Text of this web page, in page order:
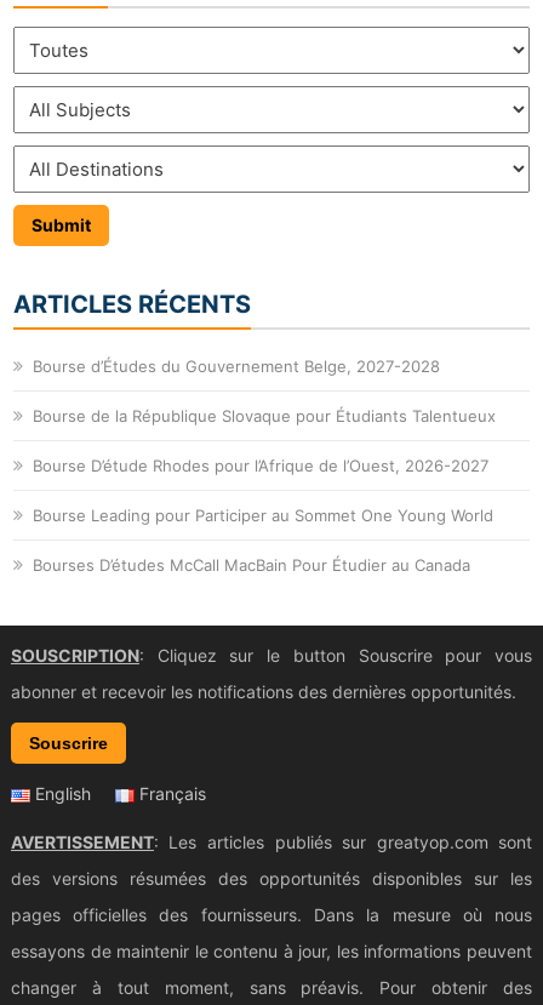
ARTICLES RÉCENTS
Bourse d’Études du Gouvernement Belge, 2027-2028
Bourse de la République Slovaque pour Étudiants Talentueux
Bourse D’étude Rhodes pour l’Afrique de l’Ouest, 2026-2027
Bourse Leading pour Participer au Sommet One Young World
Bourses D’études McCall MacBain Pour Étudier au Canada
SOUSCRIPTION: Cliquez sur le button Souscrire pour vous
abonner et recevoir les notifications des dernières opportunités.
Souscrire
English Français
AVERTISSEMENT: Les articles publiés sur greatyop.com sont
des versions résumées des opportunités disponibles sur les
pages officielles des fournisseurs. Dans la mesure où nous
essayons de maintenir le contenu à jour, les informations peuvent
changer à tout moment, sans préavis. Pour obtenir des